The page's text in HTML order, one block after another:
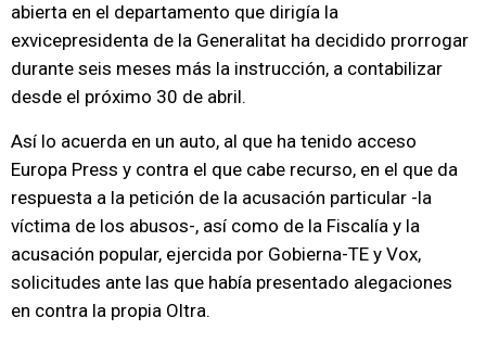
abierta en el departamento que dirigía la
exvicepresidenta de la Generalitat ha decidido prorrogar
durante seis meses más la instrucción, a contabilizar
desde el próximo 30 de abril.
Así lo acuerda en un auto, al que ha tenido acceso
Europa Press y contra el que cabe recurso, en el que da
respuesta a la petición de la acusación particular -la
víctima de los abusos-, así como de la Fiscalía y la
acusación popular, ejercida por Gobierna-TE y Vox,
solicitudes ante las que había presentado alegaciones
en contra la propia Oltra.